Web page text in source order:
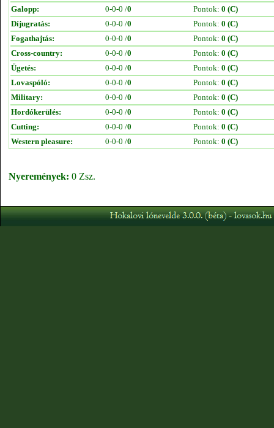
Galopp:
0-0-0 /0 Pontok: 0 (C)
Díjugratás:
0-0-0 /0 Pontok: 0 (C)
Fogathajtás:
0-0-0 /0 Pontok: 0 (C)
Cross-country:
0-0-0 /0 Pontok: 0 (C)
Ügetés:
0-0-0 /0 Pontok: 0 (C)
Lovaspóló:
0-0-0 /0 Pontok: 0 (C)
Military:
0-0-0 /0 Pontok: 0 (C)
Hordókerülés:
0-0-0 /0 Pontok: 0 (C)
Cutting:
0-0-0 /0 Pontok: 0 (C)
Western pleasure:
0-0-0 /0 Pontok: 0 (C)
Nyeremények: 0 Zsz.